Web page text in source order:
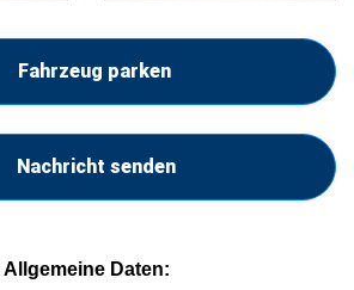
Fahrzeug parken
Nachricht senden
Allgemeine Daten: